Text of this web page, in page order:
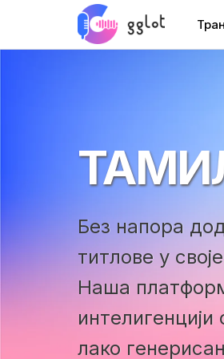
Без напора
титлове у
Наша
лако